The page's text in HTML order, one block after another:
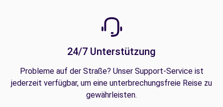
24/7 Unterstützung
Probleme auf der Straße? Unser Support-Service ist
jederzeit verfügbar, um eine unterbrechungsfreie Reise zu
gewährleisten.